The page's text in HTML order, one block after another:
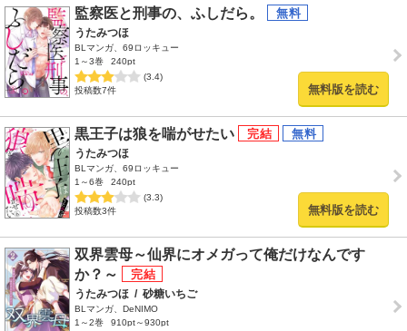
監察医と刑事の、ふしだら。
うたみつほ
BLマンガ、69ロッキュー
1～3巻
240pt
(3.4)
投稿数7件
無料版を読む
黒王子は狼を喘がせたい
うたみつほ
BLマンガ、69ロッキュー
1～6巻
240pt
(3.3)
投稿数3件
無料版を読む
双界雲母～仙界にオメガって俺だけなんです
か？～
うたみつほ / 砂糖いちご
BLマンガ、DeNIMO
1～2巻
910pt～930pt